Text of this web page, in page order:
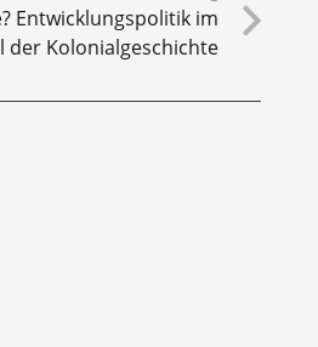
Entwicklungspolitik im
der Kolonialgeschichte